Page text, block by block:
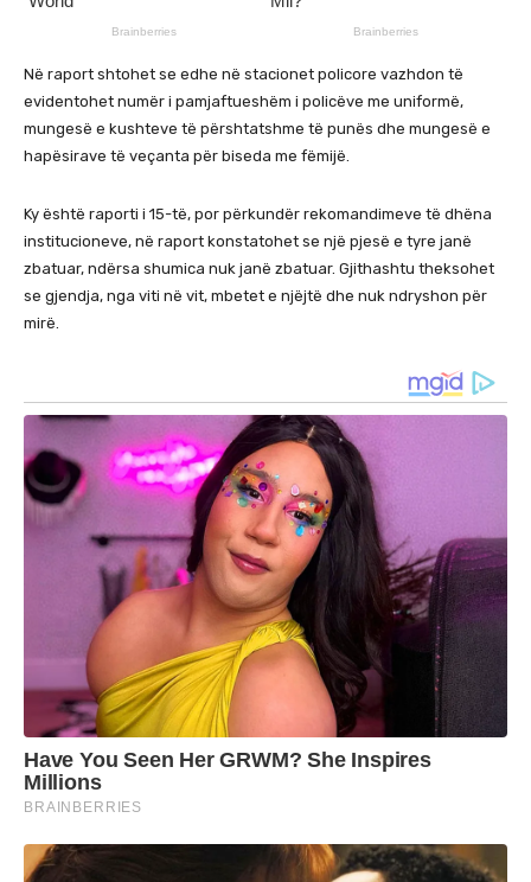
Në raport shtohet se edhe në stacionet policore vazhdon të
evidentohet numër i pamjaftueshëm i policëve me uniformë,
mungesë e kushteve të përshtatshme të punës dhe mungesë e
hapësirave të veçanta për biseda me fëmijë.
Ky është raporti i 15-të, por përkundër rekomandimeve të dhëna
institucioneve, në raport konstatohet se një pjesë e tyre janë
zbatuar, ndërsa shumica nuk janë zbatuar. Gjithashtu theksohet
se gjendja, nga viti në vit, mbetet e njëjtë dhe nuk ndryshon për
mirë.